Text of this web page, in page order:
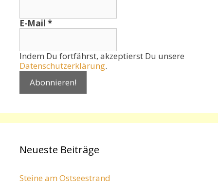
E-Mail *
Indem Du fortfährst, akzeptierst Du unsere
Datenschutzerklärung.
Neueste Beiträge
Steine am Ostseestrand